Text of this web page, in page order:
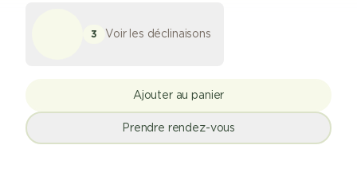
3 Voir les déclinaisons
Ajouter au panier
Prendre rendez-vous